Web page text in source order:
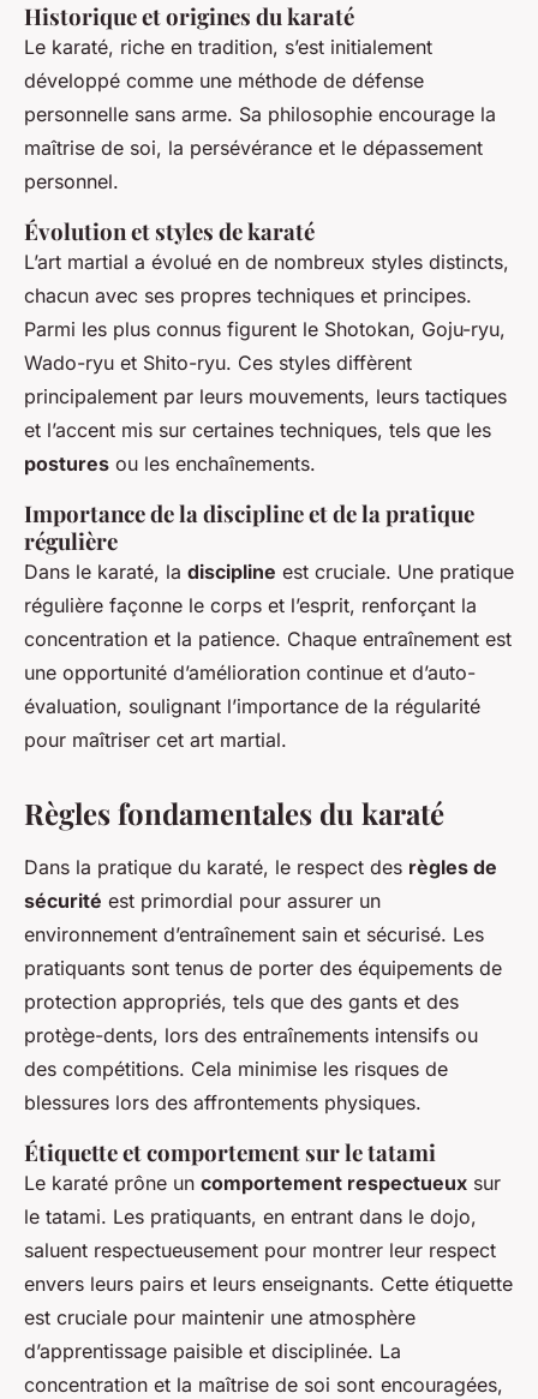
Historique et origines du karaté
Le karaté, riche en tradition, s’est initialement
développé comme une méthode de défense
personnelle sans arme. Sa philosophie encourage la
maîtrise de soi, la persévérance et le dépassement
personnel.
Évolution et styles de karaté
L’art martial a évolué en de nombreux styles distincts,
chacun avec ses propres techniques et principes.
Parmi les plus connus figurent le Shotokan, Goju-ryu,
Wado-ryu et Shito-ryu. Ces styles diffèrent
principalement par leurs mouvements, leurs tactiques
et l’accent mis sur certaines techniques, tels que les
postures ou les enchaînements.
Importance de la discipline et de la pratique
régulière
Dans le karaté, la discipline est cruciale. Une pratique
régulière façonne le corps et l’esprit, renforçant la
concentration et la patience. Chaque entraînement est
une opportunité d’amélioration continue et d’auto-
évaluation, soulignant l’importance de la régularité
pour maîtriser cet art martial.
Règles fondamentales du karaté
Dans la pratique du karaté, le respect des règles de
sécurité est primordial pour assurer un
environnement d’entraînement sain et sécurisé. Les
pratiquants sont tenus de porter des équipements de
protection appropriés, tels que des gants et des
protège-dents, lors des entraînements intensifs ou
des compétitions. Cela minimise les risques de
blessures lors des affrontements physiques.
Étiquette et comportement sur le tatami
Le karaté prône un comportement respectueux sur
le tatami. Les pratiquants, en entrant dans le dojo,
saluent respectueusement pour montrer leur respect
envers leurs pairs et leurs enseignants. Cette étiquette
est cruciale pour maintenir une atmosphère
d’apprentissage paisible et disciplinée. La
concentration et la maîtrise de soi sont encouragées,